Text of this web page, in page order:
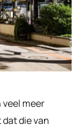
veel meer
die van